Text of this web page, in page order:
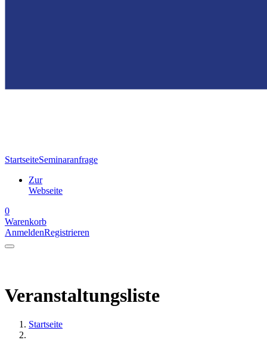
StartseiteSeminaranfrage
Zur
Webseite
0
Warenkorb
AnmeldenRegistrieren
Veranstaltungsliste
Startseite